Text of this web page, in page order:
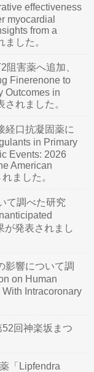
effectiveness
myocardial
from a
した。
阻害薬へ追加、
Finerenone to
Outcomes in
れました。
経口抗凝固薬に
in Primary
Events: 2026
American
ました。
て調べた研究
が発表されまし
影響について調
on Human
Intracoronary
回神楽坂まつ
「Lipfendra